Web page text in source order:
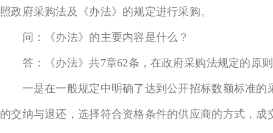
照政府采购法及《办法》的规定进行采购。
问：《办法》的主要内容是什么？
答：《办法》共7章62条，在政府采购法规定的原则
一是在一般规定中明确了达到公开招标数额标准的
的交纳与退还，选择符合资格条件的供应商的方式，成